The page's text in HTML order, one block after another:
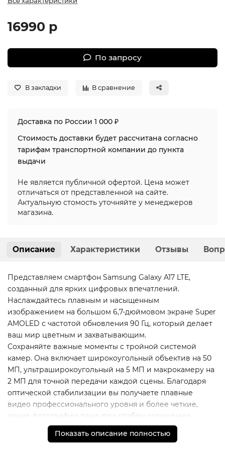
16990 р
По запросу
В закладки В сравнение
Доставка по России 1 000 ₽
Стоимость доставки будет рассчитана согласно
тарифам транспортной компании до пункта
выдачи
Не является публичной офертой. Цена может
отличаться от представленной на сайте.
Актуальную стомость уточняйте у менеджеров
магазина.
Описание Характеристики Отзывы
Представляем смартфон Samsung Galaxy A17 LTE,
созданный для ярких цифровых впечатлений.
Наслаждайтесь плавным и насыщенным
изображением на большом 6,7-дюймовом экране Super
AMOLED с частотой обновления 90 Гц, который делает
ваш мир цветным и захватывающим.
Сохраняйте важные моменты с тройной системой
камер. Она включает широкоугольный объектив на 50
МП, ультраширокоугольный на 5 МП и макрокамеру на
2 МП для точной передачи каждой сцены. Благодаря
оптической стабилизации вы получаете плавные
видео профессионального уровня и более четкие,
яркие фотографии даже при слабом освещении.
За производительность отвечает восьмиядерный
процессор с частотой 2,4 ГГц, который обеспечивает
Показать описание полностью